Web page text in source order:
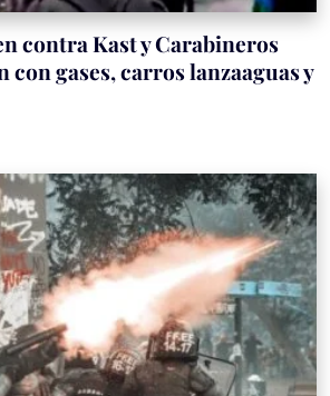
contra Kast y Carabineros
con gases, carros lanzaaguas y